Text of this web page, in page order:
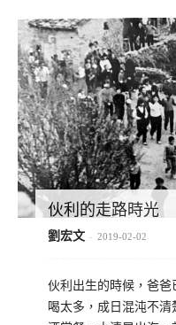
伙利的走路時光
劉宏文 - 2019-02-02
伙利出生的時候，爸
喝太多，成日混沌不